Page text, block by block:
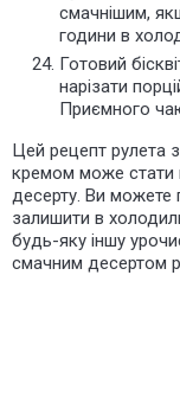
смачнішим,
години в
Готовий
нарізати
Приємного
Цей рецепт рулета
кремом може стати
десерту. Ви можете
залишити в
будь-яку іншу
смачним десертом